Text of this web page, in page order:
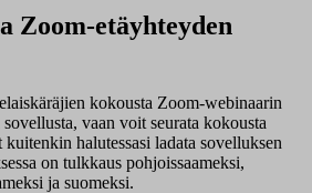
Zoom-etäyhteyden
kokousta Zoom-webinaarin
vaan voit seurata kokousta
halutessasi ladata sovelluksen
on tulkkaus pohjoissaameksi,
ja suomeksi.